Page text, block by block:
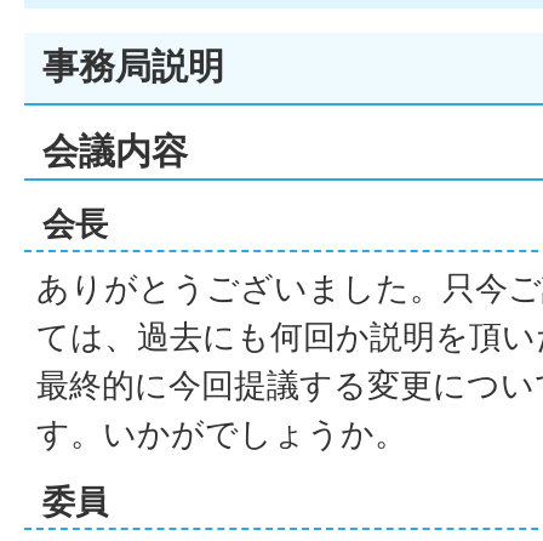
事務局説明
会議内容
会長
ありがとうございました。只今
ては、過去にも何回か説明を頂
最終的に今回提議する変更につ
す。いかがでしょうか。
委員